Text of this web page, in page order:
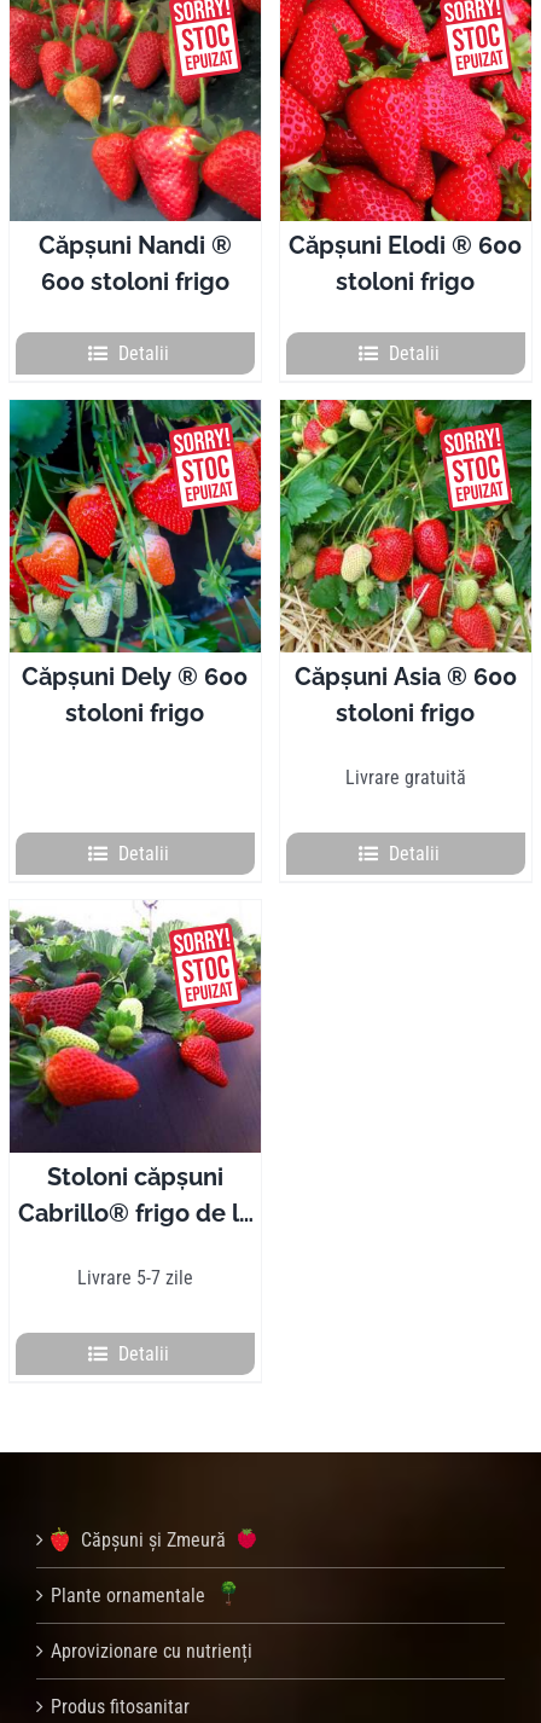
Căpșuni Nandi ®
600 stoloni frigo
Detalii
Căpșuni Elodi ® 600
stoloni frigo
Detalii
Căpșuni Dely ® 600
stoloni frigo
Detalii
Căpșuni Asia ® 600
stoloni frigo
Livrare gratuită
Detalii
Stoloni căpșuni
Cabrillo® frigo de la
Livrare 5-7 zile
Detalii
Căpșuni și Zmeură
Plante ornamentale
Aprovizionare cu nutrienți
Produs fitosanitar